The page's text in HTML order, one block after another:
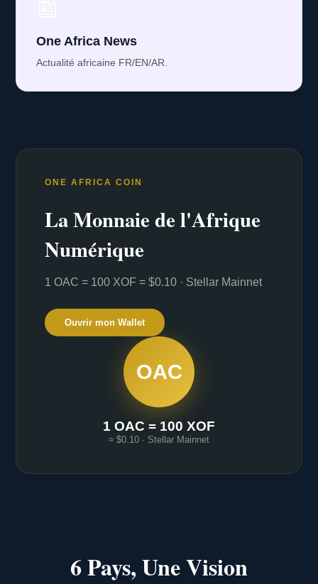
One Africa News
Actualité africaine FR/EN/AR.
ONE AFRICA COIN
La Monnaie de l'Afrique
Numérique
1 OAC = 100 XOF = $0.10 · Stellar Mainnet
Ouvrir mon Wallet
OAC
1 OAC = 100 XOF
≈ $0.10 · Stellar Mainnet
6 Pays, Une Vision